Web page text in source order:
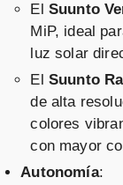
El Suunto
MiP, ideal
luz solar
El Suunto
de alta
colores
con mayor
Autonomía: